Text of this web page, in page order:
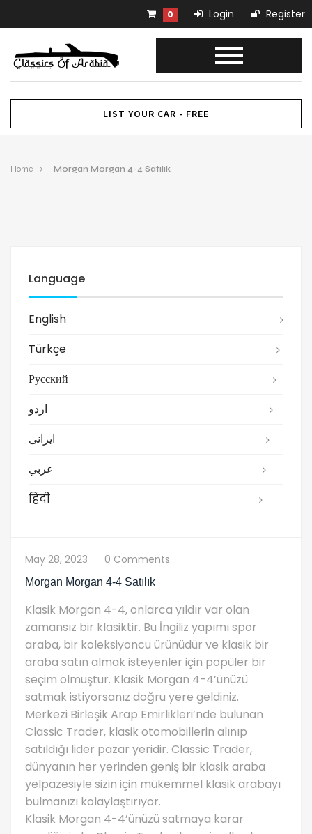
0 Login Register
LIST YOUR CAR - FREE
Home Morgan Morgan 4-4 Satılık
Language
English
Türkçe
Русский
اردو
ایرانی
عربي
हिंदी
May 28, 2023 0 Comments
Morgan Morgan 4-4 Satılık
Klasik Morgan 4-4, onlarca yıldır var olan
zamansız bir klasiktir. Bu İngiliz yapımı spor
araba, bir koleksiyoncu ürünüdür ve klasik bir
araba satın almak isteyenler için popüler bir
seçim olmuştur. Klasik Morgan 4-4’ünüzü
satmak istiyorsanız doğru yere geldiniz.
Merkezi Birleşik Arap Emirlikleri’nde bulunan
Classic Trader, klasik otomobillerin alınıp
satıldığı lider pazar yeridir. Classic Trader,
dünyanın her yerinden geniş bir klasik araba
yelpazesiyle sizin için mükemmel klasik arabayı
bulmanızı kolaylaştırıyor.
Klasik Morgan 4-4’ünüzü satmaya karar